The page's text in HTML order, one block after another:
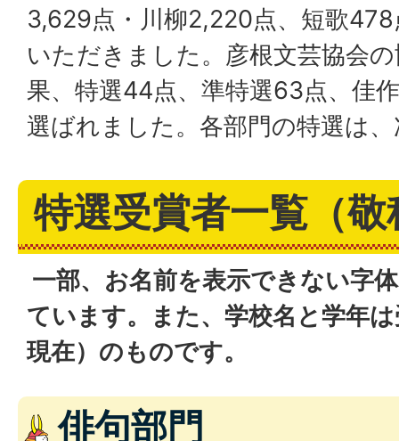
3,629点・川柳2,220点、短歌
いただきました。彦根文芸協会
果、特選44点、準特選63点、佳
選ばれました。各部門の特選は
特選受賞者一覧（敬
一部、お名前を表示できない字
ています。また、学校名と学年
現在）のものです。
俳句部門